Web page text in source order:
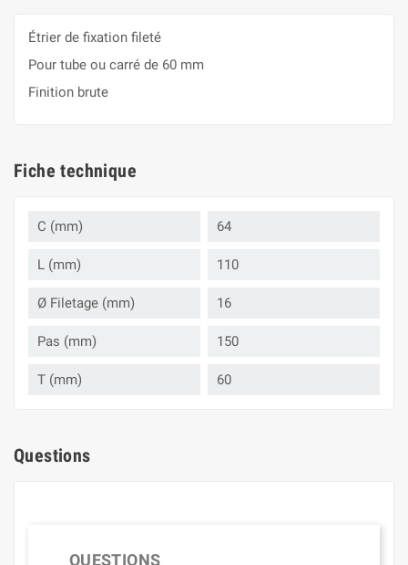
Étrier de fixation fileté
Pour tube ou carré de 60 mm
Finition brute
Fiche technique
C (mm) 64
L (mm) 110
Ø Filetage (mm) 16
Pas (mm) 150
T (mm) 60
Questions
QUESTIONS